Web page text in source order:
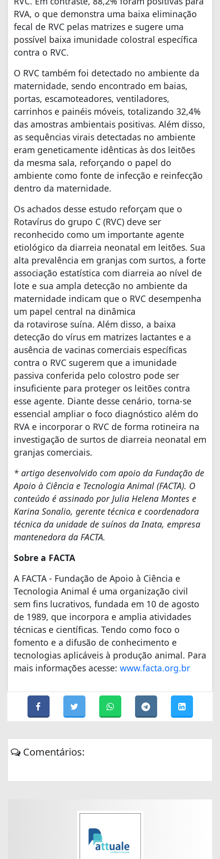
RVA, o que demonstra uma baixa eliminação
fecal de RVC pelas matrizes e sugere uma
possível baixa imunidade colostral específica
contra o RVC.
O RVC também foi detectado no ambiente da
maternidade, sendo encontrado em baias,
portas, escamoteadores, ventiladores,
carrinhos e painéis móveis, totalizando 32,4%
das amostras ambientais positivas. Além disso,
as sequências virais detectadas no ambiente
eram geneticamente idênticas às dos leitões
da mesma sala, reforçando o papel do
ambiente como fonte de infecção e reinfecção
dentro da maternidade.
Os achados desse estudo reforçam que o
Rotavírus do grupo C (RVC) deve ser
reconhecido como um importante agente
etiológico da diarreia neonatal em leitões. Sua
alta prevalência em granjas com surtos, a forte
associação estatística com diarreia ao nível de
lote e sua ampla detecção no ambiente da
maternidade indicam que o RVC desempenha
um papel central na dinâmica
da rotavirose suína. Além disso, a baixa
detecção do vírus em matrizes lactantes e a
ausência de vacinas comerciais específicas
contra o RVC sugerem que a imunidade
passiva conferida pelo colostro pode ser
insuficiente para proteger os leitões contra
esse agente. Diante desse cenário, torna-se
essencial ampliar o foco diagnóstico além do
RVA e incorporar o RVC de forma rotineira na
investigação de surtos de diarreia neonatal em
granjas comerciais.
* artigo desenvolvido com apoio da Fundação de
Apoio à Ciência e Tecnologia Animal (FACTA). O
conteúdo é assinado por Julia Helena Montes e
Karina Sonalio, gerente técnica e coordenadora
técnica da unidade de suínos da Inata, empresa
mantenedora da FACTA.
Sobre a FACTA
A FACTA - Fundação de Apoio à Ciência e
Tecnologia Animal é uma organização civil
sem fins lucrativos, fundada em 10 de agosto
de 1989, que incorpora e amplia atividades
técnicas e científicas. Tendo como foco o
fomento e a difusão de conhecimento e
tecnologias aplicáveis à produção animal. Para
mais informações acesse: www.facta.org.br
Comentários: